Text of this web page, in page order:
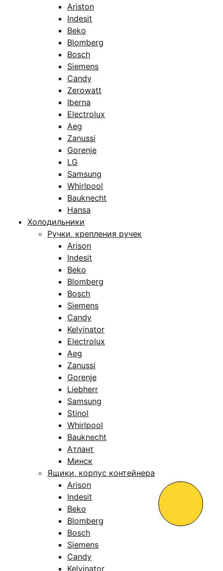
Ariston
Indesit
Beko
Blomberg
Bosch
Siemens
Candy
Zerowatt
Iberna
Electrolux
Aeg
Zanussi
Gorenje
LG
Samsung
Whirlpool
Bauknecht
Hansa
Холодильники
Ручки, крепления ручек
Arison
Indesit
Beko
Blomberg
Bosch
Siemens
Candy
Kelvinator
Electrolux
Aeg
Zanussi
Gorenje
Liebherr
Samsung
Stinol
Whirlpool
Bauknecht
Атлант
Минск
Ящики, корпус контейнера
Arison
Indesit
Beko
Blomberg
Bosch
Siemens
Candy
Kelvinator